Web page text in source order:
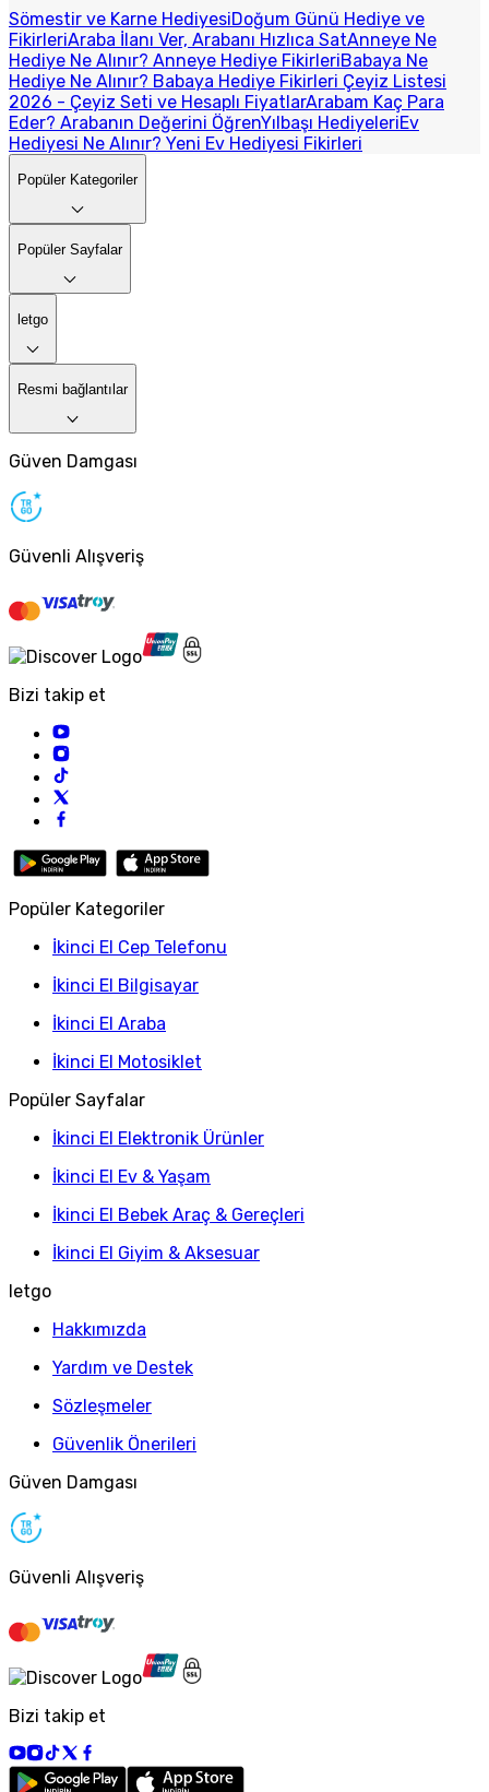
Sömestir ve Karne HediyesiDoğum Günü Hediye ve
FikirleriAraba İlanı Ver, Arabanı Hızlıca SatAnneye Ne
Hediye Ne Alınır? Anneye Hediye FikirleriBabaya Ne
Hediye Ne Alınır? Babaya Hediye Fikirleri Çeyiz Listesi
2026 - Çeyiz Seti ve Hesaplı FiyatlarArabam Kaç Para
Eder? Arabanın Değerini ÖğrenYılbaşı HediyeleriEv
Hediyesi Ne Alınır? Yeni Ev Hediyesi Fikirleri
Popüler Kategoriler
Popüler Sayfalar
letgo
Resmi bağlantılar
Güven Damgası
Güvenli Alışveriş
Bizi takip et
Popüler Kategoriler
İkinci El Cep Telefonu
İkinci El Bilgisayar
İkinci El Araba
İkinci El Motosiklet
Popüler Sayfalar
İkinci El Elektronik Ürünler
İkinci El Ev & Yaşam
İkinci El Bebek Araç & Gereçleri
İkinci El Giyim & Aksesuar
letgo
Hakkımızda
Yardım ve Destek
Sözleşmeler
Güvenlik Önerileri
Güven Damgası
Güvenli Alışveriş
Bizi takip et